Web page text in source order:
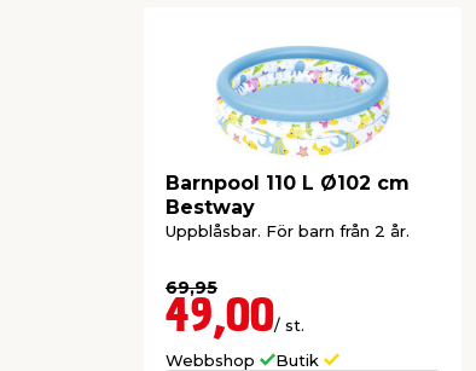
Barnpool 110 L Ø102 cm
Bestway
Uppblåsbar. För barn från 2 år.
69,95
49,00/ st.
Webbshop
Butik